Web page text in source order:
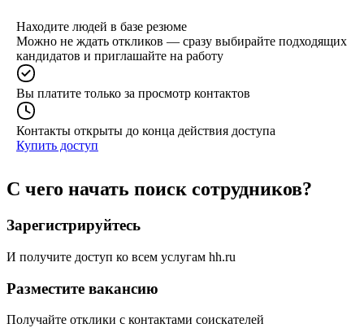
Находите людей в базе резюме
Можно не ждать откликов — сразу выбирайте подходящих
кандидатов и приглашайте на работу
Вы платите только за просмотр контактов
Контакты открыты до конца действия доступа
Купить доступ
С чего начать поиск сотрудников?
Зарегистрируйтесь
И получите доступ ко всем услугам hh.ru
Разместите вакансию
Получайте отклики с контактами соискателей